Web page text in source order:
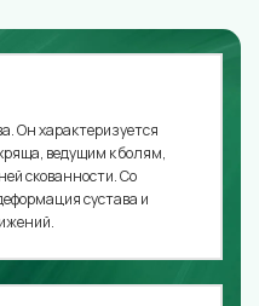
Он характеризуется
ведущим к болям,
скованности. Со
сустава и